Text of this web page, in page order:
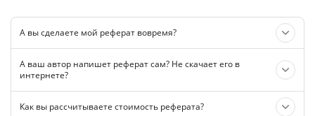
А вы сделаете мой реферат вовремя?
А ваш автор напишет реферат сам? Не скачает его в
интернете?
Как вы рассчитываете стоимость реферата?